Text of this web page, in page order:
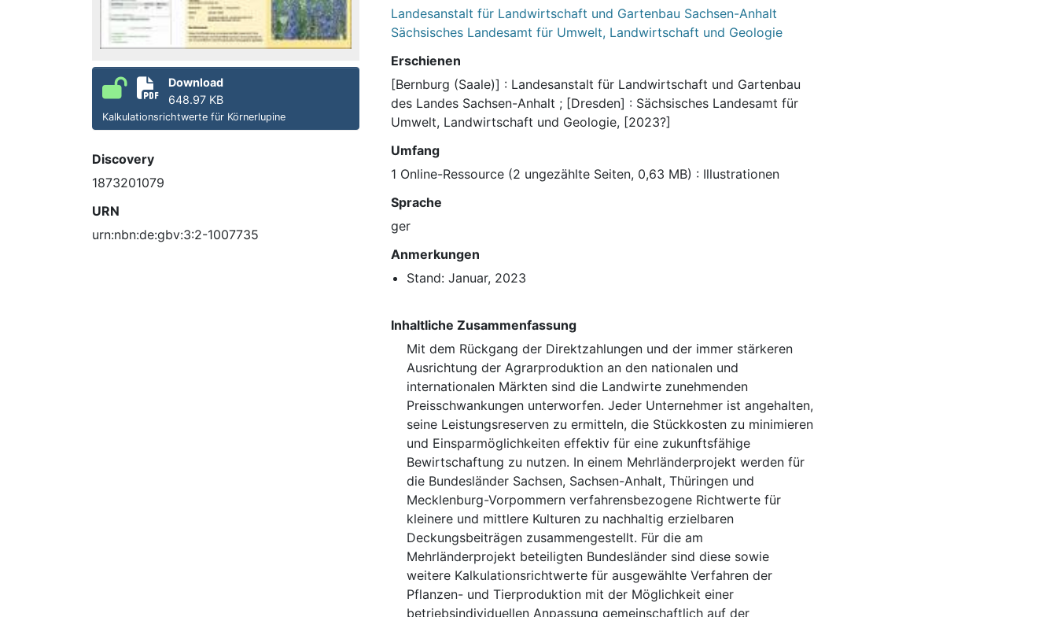
Download
648.97 KB
Kalkulationsrichtwerte für Körnerlupine
Discovery
1873201079
URN
urn:nbn:de:gbv:3:2-1007735
Landesanstalt für Landwirtschaft und Gartenbau Sachsen-Anhalt
Sächsisches Landesamt für Umwelt, Landwirtschaft und Geologie
Erschienen
[Bernburg (Saale)] : Landesanstalt für Landwirtschaft und Gartenbau
des Landes Sachsen-Anhalt ; [Dresden] : Sächsisches Landesamt für
Umwelt, Landwirtschaft und Geologie, [2023?]
Umfang
1 Online-Ressource (2 ungezählte Seiten, 0,63 MB) : Illustrationen
Sprache
ger
Anmerkungen
Stand: Januar, 2023
Inhaltliche Zusammenfassung
Mit dem Rückgang der Direktzahlungen und der immer stärkeren
Ausrichtung der Agrarproduktion an den nationalen und
internationalen Märkten sind die Landwirte zunehmenden
Preisschwankungen unterworfen. Jeder Unternehmer ist angehalten,
seine Leistungsreserven zu ermitteln, die Stückkosten zu minimieren
und Einsparmöglichkeiten effektiv für eine zukunftsfähige
Bewirtschaftung zu nutzen. In einem Mehrländerprojekt werden für
die Bundesländer Sachsen, Sachsen-Anhalt, Thüringen und
Mecklenburg-Vorpommern verfahrensbezogene Richtwerte für
kleinere und mittlere Kulturen zu nachhaltig erzielbaren
Deckungsbeiträgen zusammengestellt. Für die am
Mehrländerprojekt beteiligten Bundesländer sind diese sowie
weitere Kalkulationsrichtwerte für ausgewählte Verfahren der
Pflanzen- und Tierproduktion mit der Möglichkeit einer
betriebsindividuellen Anpassung gemeinschaftlich auf der